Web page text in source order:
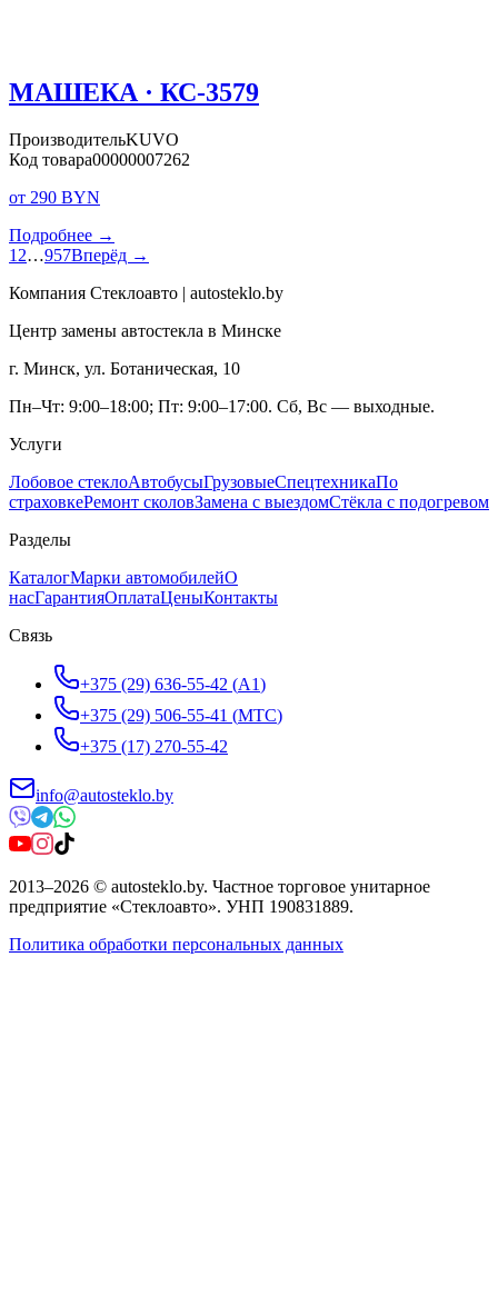
МАШЕКА · КС-3579
ПроизводительKUVO
Код товара00000007262
от 290 BYN
Подробнее →
1 2…957Вперёд →
Компания Стеклоавто | autosteklo.by
Центр замены автостекла в Минске
г. Минск, ул. Ботаническая, 10
Пн–Чт: 9:00–18:00; Пт: 9:00–17:00. Сб, Вс — выходные.
Услуги
Лобовое стеклоАвтобусыГрузовыеСпецтехникаПо
страховкеРемонт сколовЗамена с выездомСтёкла с подогревом
Разделы
КаталогМарки автомобилейО
насГарантияОплатаЦеныКонтакты
Связь
+375 (29) 636-55-42 (A1)
+375 (29) 506-55-41 (МТС)
+375 (17) 270-55-42
info@autosteklo.by
2013–2026 © autosteklo.by. Частное торговое унитарное
предприятие «Стеклоавто». УНП 190831889.
Политика обработки персональных данных